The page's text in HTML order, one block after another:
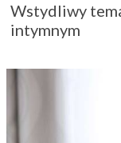
Wstydliwy
intymnym